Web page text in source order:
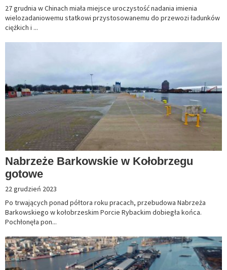
27 grudnia w Chinach miała miejsce uroczystość nadania imienia
wielozadaniowemu statkowi przystosowanemu do przewozi ładunków
ciężkich i ...
Nabrzeże Barkowskie w Kołobrzegu
gotowe
22 grudzień 2023
Po trwających ponad półtora roku pracach, przebudowa Nabrzeża
Barkowskiego w kołobrzeskim Porcie Rybackim dobiegła końca.
Pochłonęła pon...